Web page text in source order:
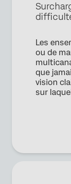
Les
ou de
que
vision
sur